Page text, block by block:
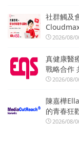
社群觸及
2026/08/
真健康醫
戰略合作
2026/08/
陳嘉樺
的青春狂
2026/08/